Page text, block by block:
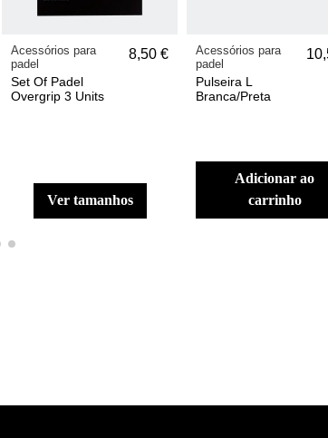
Acessórios para
padel
Set Of Padel
Overgrip 3 Units
8,50 €
ver tamanhos
Acessórios para
padel
Pulseira L
Branca/Preta
adicionar ao
carrinho